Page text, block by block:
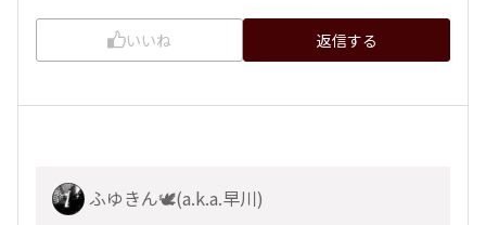
いいね 返信する
ふゆきん🕊️(a.k.a.早川)